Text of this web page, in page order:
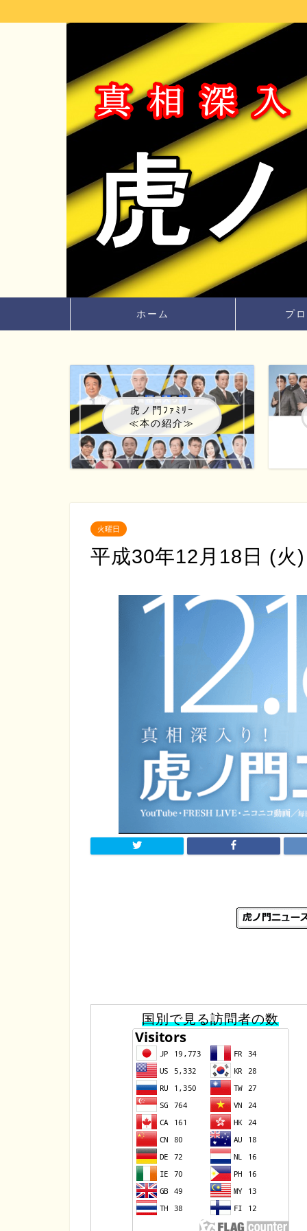
ホーム プ
虎ノ門ﾌｧﾐﾘｰ
≪本の紹介≫
火曜日
平成30年12月18日 (火
国別で見る訪問者の数